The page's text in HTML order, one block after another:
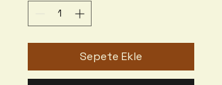
Sepete Ekle